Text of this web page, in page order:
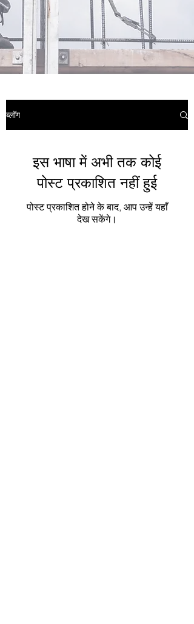
ब्लॉग
इस भाषा में अभी तक कोई
पोस्ट प्रकाशित नहीं हुई
पोस्ट प्रकाशित होने के बाद, आप उन्हें यहाँ
देख सकेंगे।